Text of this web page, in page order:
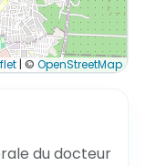
| © OpenStreetMap
du docteur